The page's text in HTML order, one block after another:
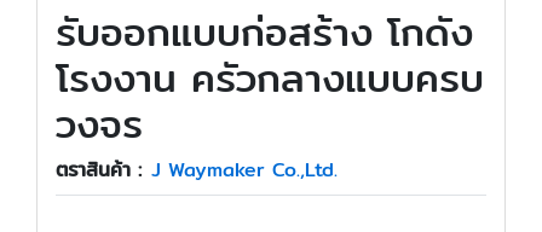
รับออกแบบก่อสร้าง โกดัง
โรงงาน ครัวกลางแบบครบ
วงจร
ตราสินค้า : J Waymaker Co.,Ltd.